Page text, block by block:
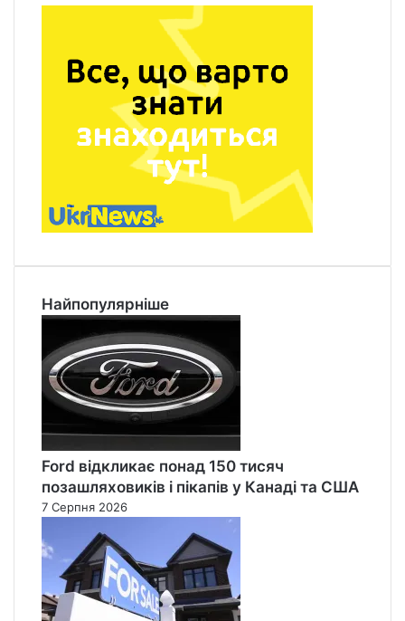
Найпопулярніше
Ford відкликає понад 150 тисяч
позашляховиків і пікапів у Канаді та США
7 Серпня 2026